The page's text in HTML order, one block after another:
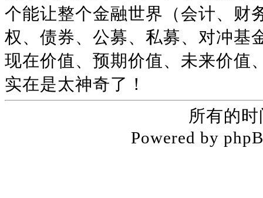
个能让整个金融世界（会计、财
权、债券、公募、私募、对冲基
现在价值、预期价值、未来价值
实在是太神奇了！
所有的
Powered by